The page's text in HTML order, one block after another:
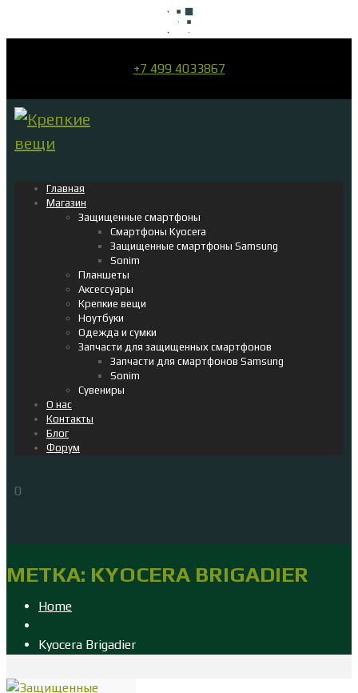
+7 499 4033867
Главная
Магазин
Защищенные смартфоны
Смартфоны Kyocera
Защищенные смартфоны Samsung
Sonim
Планшеты
Аксессуары
Крепкие вещи
Ноутбуки
Одежда и сумки
Запчасти для защищенных смартфонов
Запчасти для смартфонов Samsung
Sonim
Сувениры
О нас
Контакты
Блог
Форум
0
МЕТКА: KYOCERA BRIGADIER
Home
Kyocera Brigadier